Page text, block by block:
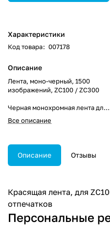
Характеристики
Код товара: 007178
Описание
Лента, моно-черный, 1500
изображений, ZC100 / ZC300
Черная монохромная лента для
принтеров серии ZC100 / 300
Direct to Card для
изображения.
Односторонняя или
двусторонняя монохромная
Чистый ролик включен.
Проверка подлинности
принтера / ленты для
обеспечения наилучшей
Все описание
Описание Отзывы
Красящая лента, для
отпечатков
Персональные